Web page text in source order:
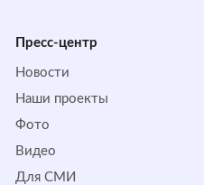
Пресс-центр
Новости
Наши проекты
Фото
Видео
Для СМИ